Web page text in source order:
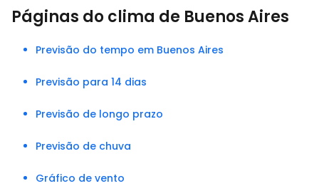
Páginas do clima de Buenos Aires
Previsão do tempo em Buenos Aires
Previsão para 14 dias
Previsão de longo prazo
Previsão de chuva
Gráfico de vento